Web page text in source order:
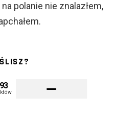
polanie nie znalazłem,